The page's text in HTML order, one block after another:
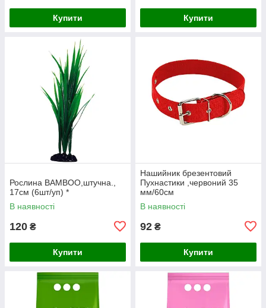
Купити Купити
Рослина BAMBOO,штучна.,
17см (6шт/уп) *
В наявності
120 ₴
Купити
Нашийник брезентовий
Пухнастики ,червоний 35
мм/60см
В наявності
92 ₴
Купити